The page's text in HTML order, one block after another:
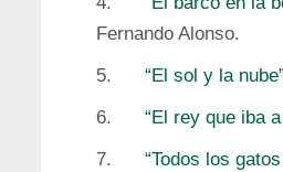
Fernando Alonso.
5. “El sol y la nube”
6.
“El rey que iba
7. “Todos los